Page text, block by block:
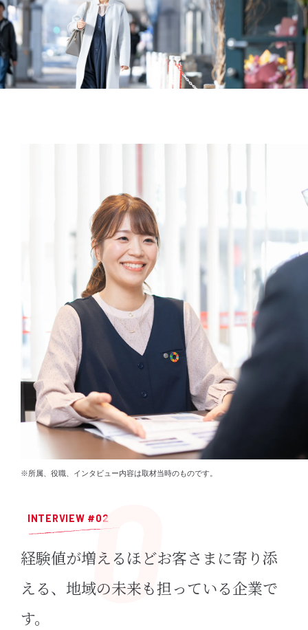
※所属、役職、インタビュー内容は取材当時のものです。
INTERVIEW #02
経験値が増えるほどお客さまに寄り添
える、 地域の未来も担っている企業で
す。